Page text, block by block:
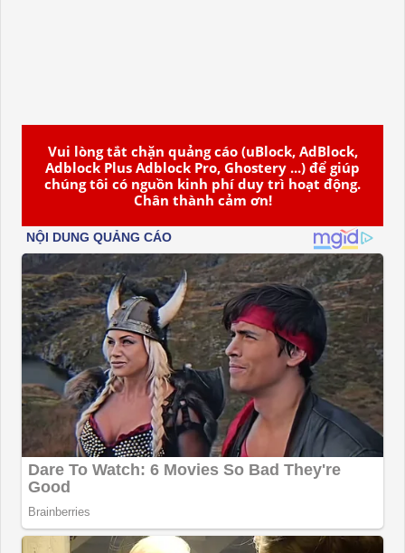
Vui lòng tắt chặn quảng cáo (uBlock, AdBlock,
Adblock Plus Adblock Pro, Ghostery ...) để giúp
chúng tôi có nguồn kinh phí duy trì hoạt động.
Chân thành cảm ơn!